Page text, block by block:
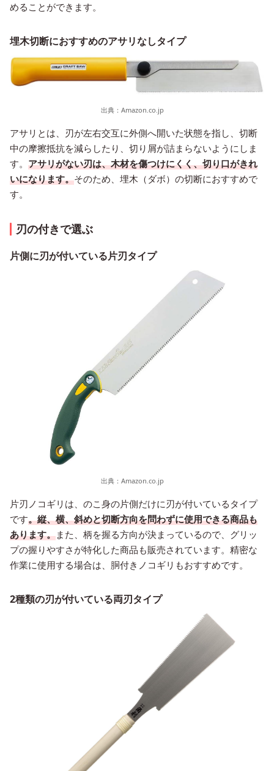
めることができます。
埋木切断におすすめのアサリなしタイプ
出典： Amazon.co.jp
アサリとは、刃が左右交互に外側へ開いた状態を指し、切断
中の摩擦抵抗を減らしたり、切り屑が詰まらないようにしま
す。 アサリがない刃は、木材を傷つけにくく、切り口がきれ
いになります。そのため、埋木（ダボ）の切断におすすめで
す。
刃の付きで選ぶ
片側に刃が付いている片刃タイプ
出典： Amazon.co.jp
片刃ノコギリは、のこ身の片側だけに刃が付いているタイプ
です。縦、横、斜めと切断方向を問わずに使用できる商品も
あります。また、柄を握る方向が決まっているので、グリッ
プの握りやすさが特化した商品も販売されています。精密な
作業に使用する場合は、胴付きノコギリもおすすめです。
2種類の刃が付いている両刃タイプ